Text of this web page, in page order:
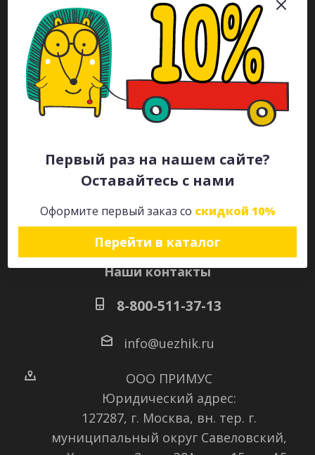
Первый раз на нашем сайте?
Оставайтесь с нами
Оформите первый заказ со скидкой 10%
Перейти в каталог
Гарантия на товар
Раскраски
Рекламодателям
Каталог
Будьте всегда в курсе!
Наши контакты
8-800-511-37-13
info@uezhik.ru
ООО ПРИМУС
Юридический адрес:
127287, г. Москва, вн. тер. г.
муниципальный округ Савеловский,